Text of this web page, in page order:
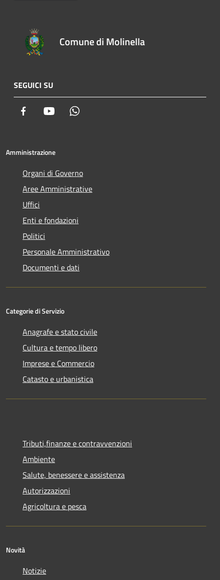
Comune di Molinella
SEGUICI SU
Facebook Youtube
Amministrazione
Organi di Governo
Aree Amministrative
Uffici
Enti e fondazioni
Politici
Personale Amministrativo
Documenti e dati
Categorie di Servizio
Anagrafe e stato civile
Cultura e tempo libero
Imprese e Commercio
Catasto e urbanistica
Tributi,finanze e contravvenzioni
Ambiente
Salute, benessere e assistenza
Autorizzazioni
Agricoltura e pesca
Novità
Notizie